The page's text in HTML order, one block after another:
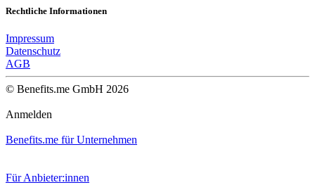
Rechtliche Informationen
Impressum
Datenschutz
AGB
© Benefits.me GmbH 2026
Anmelden
Benefits.me für Unternehmen
Für Anbieter:innen